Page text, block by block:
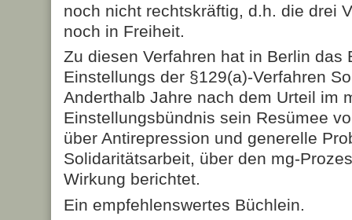
noch nicht rechtskräftig, d.h. die drei
noch in Freiheit.
Zu diesen Verfahren hat in Berlin das
Einstellungs der §129(a)-Verfahren
Anderthalb Jahre nach dem Urteil im
Einstellungsbündnis sein Resümee
über Antirepression und generelle
Solidaritätsarbeit, über den mg-
Wirkung berichtet.
Ein empfehlenswertes Büchlein.